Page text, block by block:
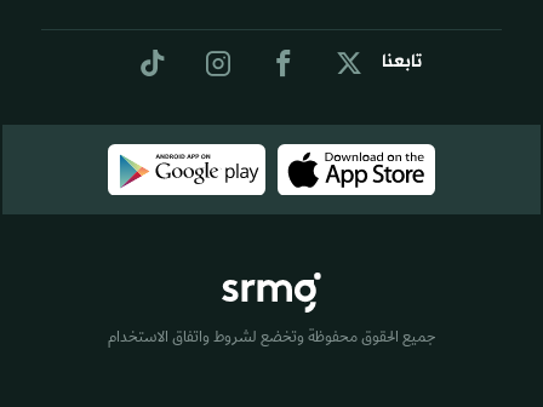
تابعنا
جميع الحقوق محفوظة وتخضع لشروط واتفاق الاستخدام